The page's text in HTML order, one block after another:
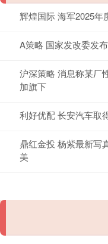
辉煌国际 海军2025年
A策略 国家发改委发
沪深策略 消息称某厂
加旗下
利好优配 长安汽车取
鼎红金投 杨紫最新写
美